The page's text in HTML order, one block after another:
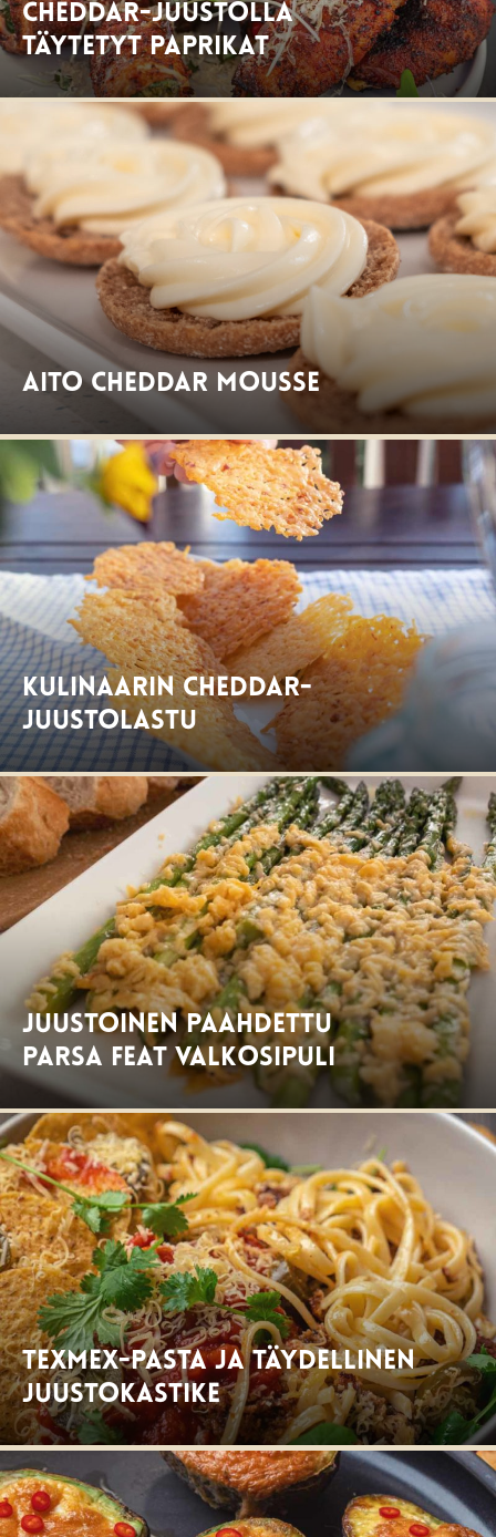
Cheddar-juustolla
täytetyt paprikat
Aito Cheddar mousse
Kulinaarin cheddar-
juustolastu
Juustoinen paahdettu
parsa feat valkosipuli
TexMex-Pasta ja täydellinen
juustokastike